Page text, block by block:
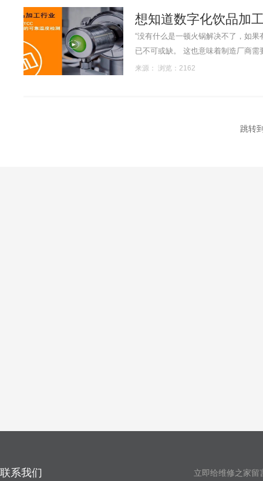
想知道数字化饮品加
“没有什么是一顿火锅解决不了，如
已不可或缺。 这也意味着制造厂商
来源： 浏览：2162
跳转
联系我们 立即给维修之家留